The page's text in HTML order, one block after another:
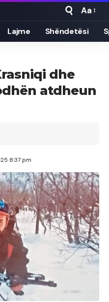
Font
Resizer
Aa
Lajme Shëndetësi
dhe
atdheun
8:37 pm